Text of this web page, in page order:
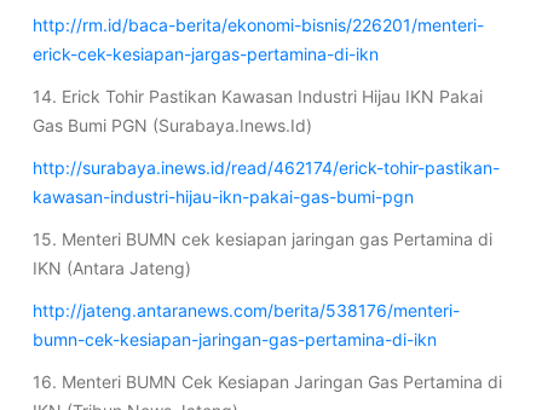
http://rm.id/baca-berita/ekonomi-bisnis/226201/menteri-
erick-cek-kesiapan-jargas-pertamina-di-ikn
14. Erick Tohir Pastikan Kawasan Industri Hijau IKN Pakai
Gas Bumi PGN (Surabaya.Inews.Id)
http://surabaya.inews.id/read/462174/erick-tohir-pastikan-
kawasan-industri-hijau-ikn-pakai-gas-bumi-pgn
15. Menteri BUMN cek kesiapan jaringan gas Pertamina di
IKN (Antara Jateng)
http://jateng.antaranews.com/berita/538176/menteri-
bumn-cek-kesiapan-jaringan-gas-pertamina-di-ikn
16. Menteri BUMN Cek Kesiapan Jaringan Gas Pertamina di